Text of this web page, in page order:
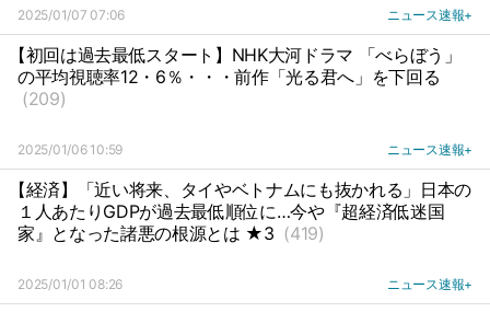
2025/01/07 07:06 ニュース速報+
【初回は過去最低スタート】NHK大河ドラマ 「べらぼう」
の平均視聴率12・6％・・・前作「光る君へ」を下回る
(209)
2025/01/06 10:59 ニュース速報+
【経済】「近い将来、タイやベトナムにも抜かれる」日本の
１人あたりGDPが過去最低順位に…今や『超経済低迷国
家』となった諸悪の根源とは ★3 (419)
2025/01/01 08:26 ニュース速報+